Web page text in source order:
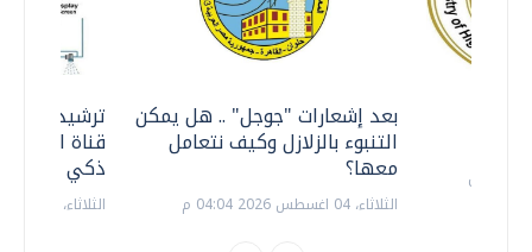
ترشيدا
قناة
ذكي
الثلاثاء، 14 يوليو 2026 06:11 م
بعد إشعارات "جوجل" .. هل يمكن
التنبوء بالزلازل وكيف نتعامل
معها؟
الثلاثاء، 04 اغسطس 2026 04:04 م